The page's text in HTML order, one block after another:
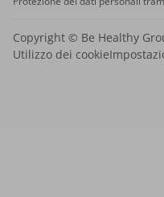
Copyright © Be Healthy
Utilizzo dei cookie